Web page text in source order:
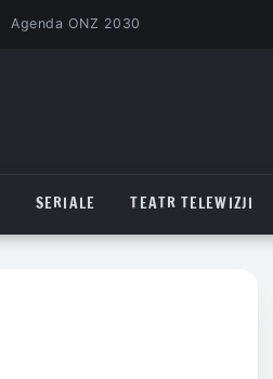
Agenda ONZ 2030
SERIALE TEATR TELEWIZJI